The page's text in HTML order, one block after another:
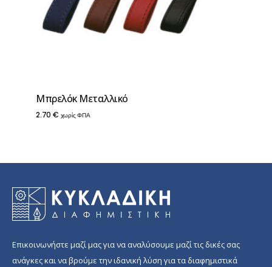
Μπρελόκ Μεταλλικό
2.70 € χωρίς ΦΠΑ
Επικοινωνήστε μαζί μας για να αναλύσουμε μαζί τις δικές σας
ανάγκες και να βρούμε την ιδανική λύση για τα διαφημιστικά